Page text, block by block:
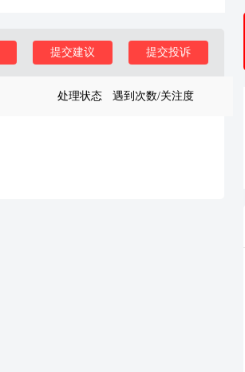
提交投诉
提交建议
处理状态 遇到次数/关注度